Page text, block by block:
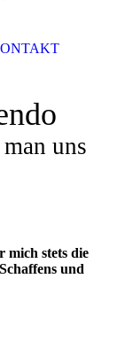
uns
stets die
und